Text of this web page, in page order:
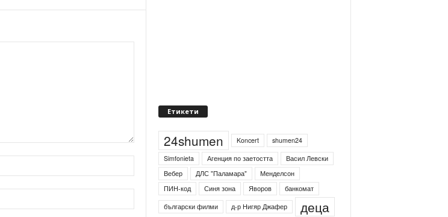
Етикети
24shumen Koncert
shumen24
Simfonieta
Агенция по заетостта
Васил Левски
Вебер
ДЛС "Паламара"
Менделсон
ПИН-код
Синя зона Яворов
банкомат
български филми
д-р Нигяр Джафер деца